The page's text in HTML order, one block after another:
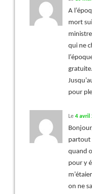
A
mort
qui ne
pour
Le 4 avril
partout
quand
pour y
on ne